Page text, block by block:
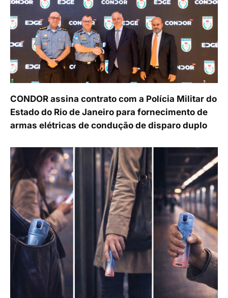
CONDOR assina contrato com a Polícia Militar do
Estado do Rio de Janeiro para fornecimento de
armas elétricas de condução de disparo duplo